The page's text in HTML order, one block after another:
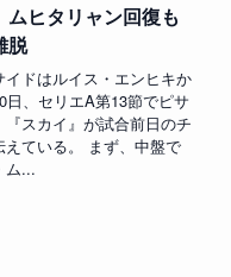
ムヒタリャン回復も
脱
イドはルイス・エンヒキか
日、セリエA第13節でピサ
『スカイ』が試合前日のチ
えている。 まず、中盤で
ム...